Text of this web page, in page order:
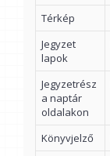
Térkép
Jegyzet
lapok
Jegyzetrész
a naptár
oldalakon
Könyvjelző